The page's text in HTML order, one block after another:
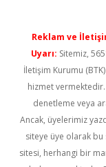
Reklam ve
Uyarı: Sitemiz,
İletişim Kurumu
hizmet
denetleme veya
Ancak, üyelerimiz
siteye üye olarak bu
sitesi, herhangi bir